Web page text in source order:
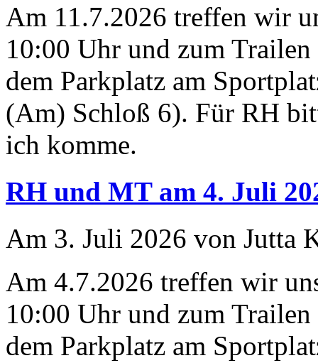
Am 11.7.2026 treffen wir
10:00 Uhr und zum
dem Parkplatz am
(Am) Schloß 6). Für RH
ich komme.
RH und MT am 4. Juli
Am 3. Juli 2026 von Jutta
Am 4.7.2026 treffen wir
10:00 Uhr und zum
dem Parkplatz am